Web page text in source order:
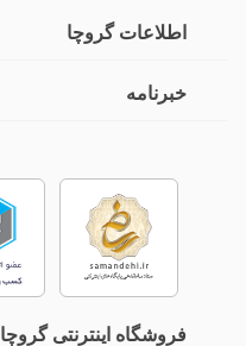
اطلاعات گروچا
خبرنامه
فروشگاه اینترنتی گروچا